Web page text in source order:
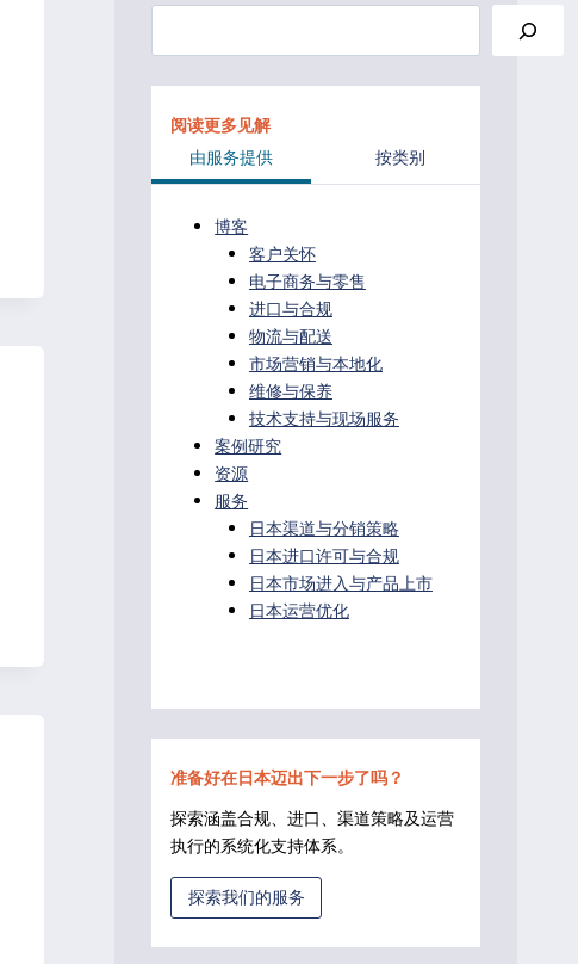
索
阅读更多见解
由服务提供
按类别
博客
客户关怀
电子商务与零售
进口与合规
物流与配送
市场营销与本地化
维修与保养
技术支持与现场服务
案例研究
资源
服务
日本渠道与分销策略
日本进口许可与合规
日本市场进入与产品上市
日本运营优化
准备好在日本迈出下一步了吗？
探索涵盖合规、进口、渠道策略及运营
执行的系统化支持体系。
探索我们的服务